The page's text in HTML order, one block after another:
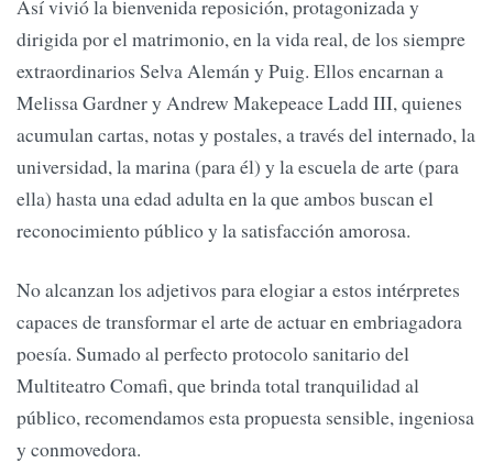
Así vivió la bienvenida reposición, protagonizada y
dirigida por el matrimonio, en la vida real, de los siempre
extraordinarios Selva Alemán y Puig. Ellos encarnan a
Melissa Gardner y Andrew Makepeace Ladd III, quienes
acumulan cartas, notas y postales, a través del internado, la
universidad, la marina (para él) y la escuela de arte (para
ella) hasta una edad adulta en la que ambos buscan el
reconocimiento público y la satisfacción amorosa.
No alcanzan los adjetivos para elogiar a estos intérpretes
capaces de transformar el arte de actuar en embriagadora
poesía. Sumado al perfecto protocolo sanitario del
Multiteatro Comafi, que brinda total tranquilidad al
público, recomendamos esta propuesta sensible, ingeniosa
y conmovedora.